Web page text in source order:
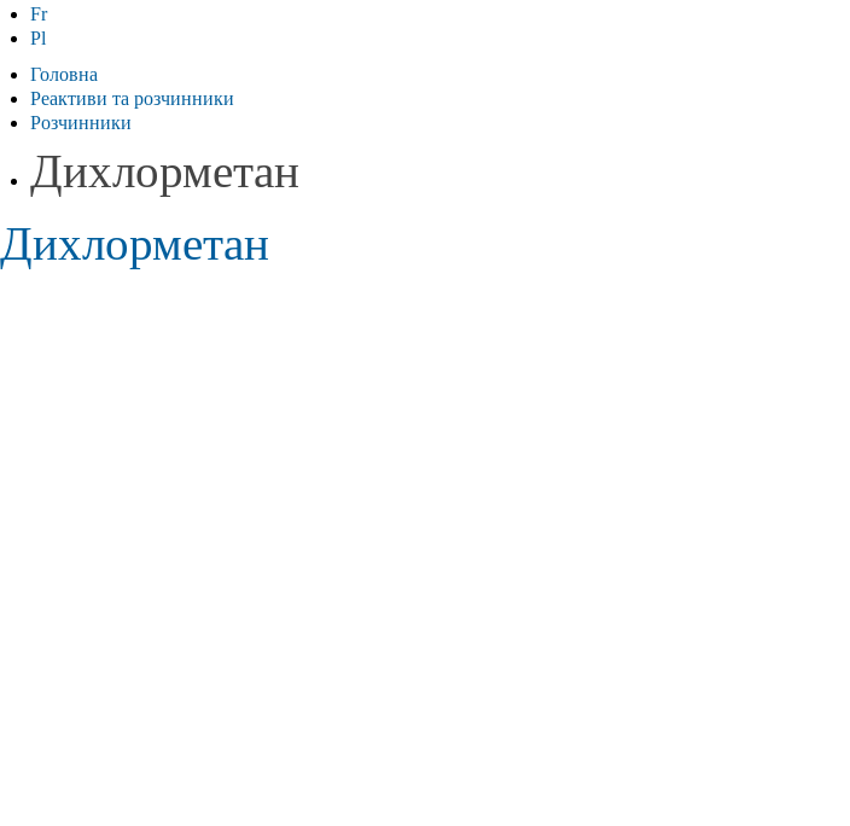
Fr
Pl
Головна
Реактиви та розчинники
Розчинники
Дихлорметан
Дихлорметан